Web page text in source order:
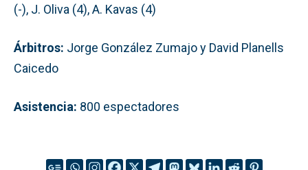
(-), J. Oliva (4), A. Kavas (4)
Árbitros: Jorge González Zumajo y David Planells
Caicedo
Asistencia: 800 espectadores